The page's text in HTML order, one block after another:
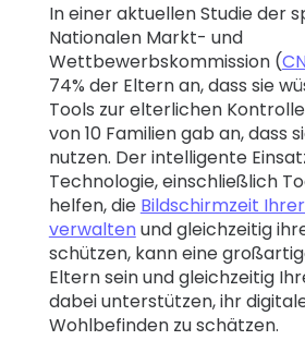
In einer aktuellen Studie der
Nationalen Markt- und
Wettbewerbskommission (
74% der Eltern an, dass sie
Tools zur elterlichen
von 10 Familien gab an, dass
nutzen. Der intelligente
Technologie, einschließlich
helfen, die Bildschirmzeit
verwalten und gleichzeitig
schützen, kann eine
Eltern sein und gleichzeitig
dabei unterstützen, ihr
Wohlbefinden zu schätzen.